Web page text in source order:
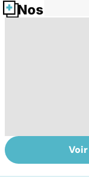
Nos fiches
Le
une